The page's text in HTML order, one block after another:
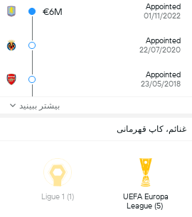
Appointed
01/11/2022
€6M
Appointed
22/07/2020
Appointed
23/05/2018
بیشتر ببینید
غنائم، کاپ قهرمانی
UEFA Europa